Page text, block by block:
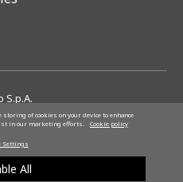
S.p.A.
AND COORDINATION OF
NV
EU Data Act
Cookie Preferences
storing of cookies on your device to enhance
in our marketing efforts.
Cookie policy
Settings
All